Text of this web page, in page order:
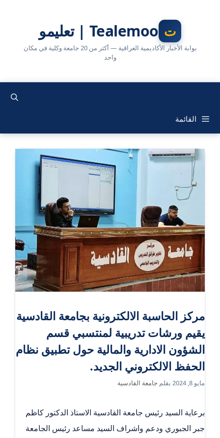
Tealemoo | تعليمو
بوابة الأخبار الأكاديمية العراقية — أكثر من 20 جامعة وكلية في مكان
واحد
القائمة
مركز الحاسبة الالكترونية بجامعة القادسية
يقيم ورشات تدريبية لمنتسبي قسم
الشؤون الادارية والمالية حول تطبيق نظام
الحفظ الالكتروني الجديد.
مايو 8, 2024 بقلم جامعة القادسية
برعاية السيد رئيس جامعة القادسية الاستاذ الدكتور كاظم
جبر الجبوري ودعم واشراف السيد مساعد رئيس الجامعة